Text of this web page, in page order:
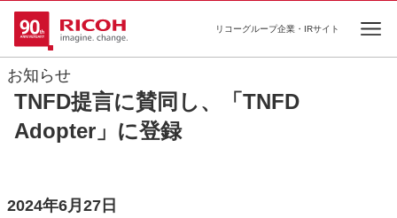
リコーグループ企業・IRサイト
お知らせ
TNFD提言に賛同し、「TNFD
Adopter」に登録
2024年6月27日